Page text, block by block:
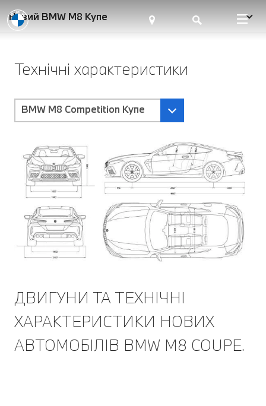
Новий BMW M8 Купе
Технічні характеристики
BMW M8 Competition Купе
ДВИГУНИ ТА ТЕХНІЧНІ
ХАРАКТЕРИСТИКИ НОВИХ
АВТОМОБІЛІВ BMW M8 COUPE.